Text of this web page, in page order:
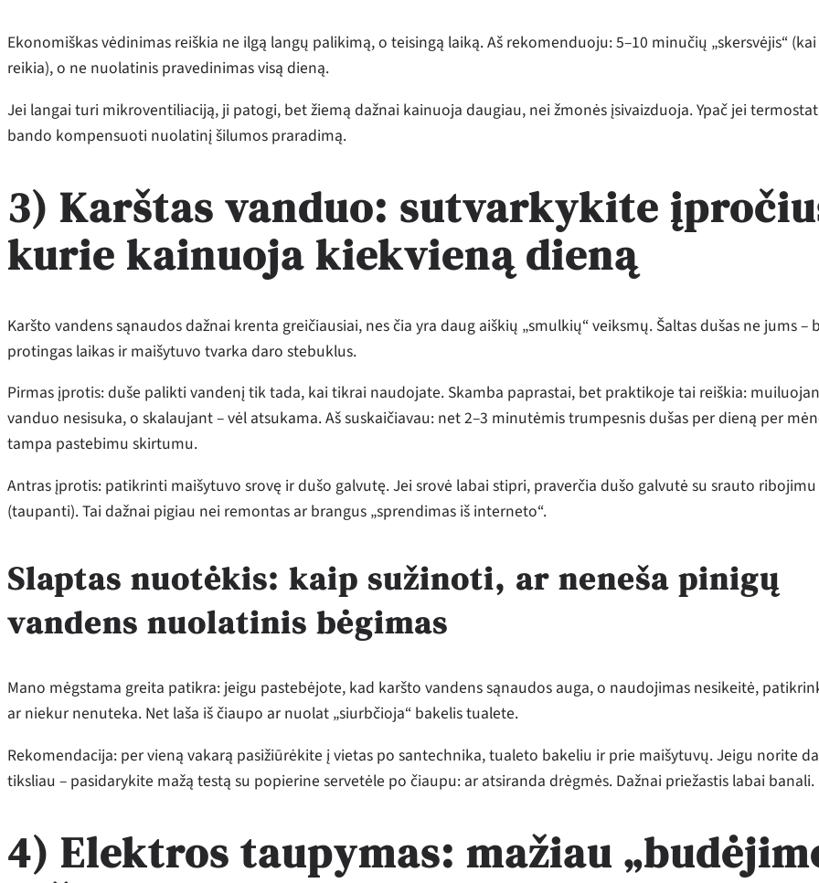
Ekonomiškas vėdinimas reiškia ne ilgą langų palikimą, o teisingą laiką. Aš rekomenduoju: 5–10 minučių „skersvėjis“ (kai
reikia), o ne nuolatinis pravedinimas visą dieną.
Jei langai turi mikroventiliaciją, ji patogi, bet žiemą dažnai kainuoja daugiau, nei žmonės įsivaizduoja. Ypač jei
bando kompensuoti nuolatinį šilumos praradimą.
3) Karštas vanduo: sutvarkykite
kurie kainuoja kiekvieną dieną
Karšto vandens sąnaudos dažnai krenta greičiausiai, nes čia yra daug aiškių „smulkių“ veiksmų. Šaltas dušas ne jums –
protingas laikas ir maišytuvo tvarka daro stebuklus.
Pirmas įprotis: duše palikti vandenį tik tada, kai tikrai naudojate. Skamba paprastai, bet praktikoje tai reiškia:
vanduo nesisuka, o skalaujant – vėl atsukama. Aš suskaičiavau: net 2–3 minutėmis trumpesnis dušas per dieną per
tampa pastebimu skirtumu.
Antras įprotis: patikrinti maišytuvo srovę ir dušo galvutę. Jei srovė labai stipri, praverčia dušo galvutė su srauto ribojimu
(taupanti). Tai dažnai pigiau nei remontas ar brangus „sprendimas iš interneto“.
Slaptas nuotėkis: kaip sužinoti, ar neneša pinigų
vandens nuolatinis bėgimas
Mano mėgstama greita patikra: jeigu pastebėjote, kad karšto vandens sąnaudos auga, o naudojimas nesikeitė,
ar niekur nenuteka. Net laša iš čiaupo ar nuolat „siurbčioja“ bakelis tualete.
Rekomendacija: per vieną vakarą pasižiūrėkite į vietas po santechnika, tualeto bakeliu ir prie maišytuvų. Jeigu norite
tiksliau – pasidarykite mažą testą su popierine servetėle po čiaupu: ar atsiranda drėgmės. Dažnai priežastis labai banali.
4) Elektros taupymas: mažiau